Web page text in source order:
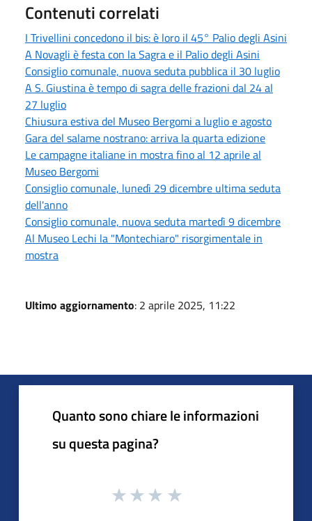
Contenuti correlati
I Trivellini concedono il bis: è loro il 45° Palio degli Asini
A Novagli è festa con la Sagra e il Palio degli Asini
Consiglio comunale, nuova seduta pubblica il 30 luglio
A S. Giustina è tempo di sagra delle frazioni dal 24 al
27 luglio
Chiusura estiva del Museo Bergomi a luglio e agosto
Gara del salame nostrano: arriva la quarta edizione
Le campagne italiane in mostra fino al 12 aprile al
Museo Bergomi
Consiglio comunale, lunedì 29 dicembre ultima seduta
dell'anno
Consiglio comunale, nuova seduta martedì 9 dicembre
Al Museo Lechi la "Montechiaro" risorgimentale in
mostra
Ultimo aggiornamento: 2 aprile 2025, 11:22
Quanto sono chiare le informazioni
su questa pagina?